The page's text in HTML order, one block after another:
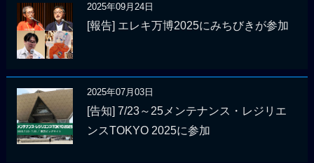
2025年09月24日
[報告] エレキ万博2025にみちびきが参加
2025年07月03日
[告知] 7/23～25メンテナンス・レジリエ
ンスTOKYO 2025に参加